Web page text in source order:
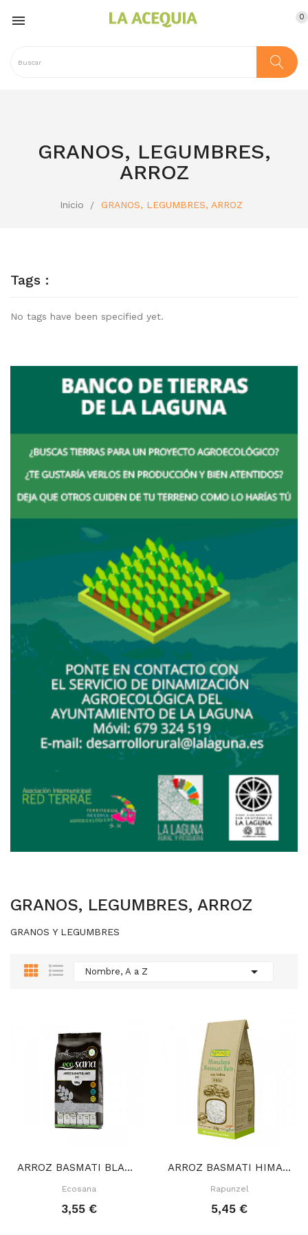
 0
GRANOS, LEGUMBRES,
ARROZ
Inicio GRANOS, LEGUMBRES, ARROZ
Tags :
No tags have been specified yet.
GRANOS, LEGUMBRES, ARROZ
GRANOS Y LEGUMBRES
Nombre, A a Z 
ARROZ BASMATI BLANCO 500 GR
Ecosana
3,55 €
ARROZ BASMATI HIMALAYA 500 GR
Rapunzel
5,45 €